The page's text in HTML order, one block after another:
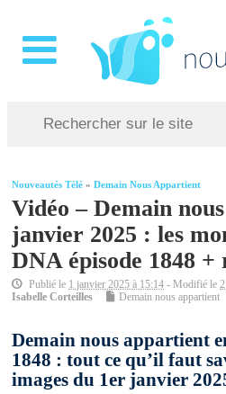
Nouveautés Télé »Demain Nous Appartient
Vidéo – Demain
janvier 2025 : les
DNA épisode 1848 +
Publié le 1 janvier 2025 à 15:14 - Modifié le
Isabelle Corteilles
Demain nous appartient
Demain nous appartient
1848 : tout ce qu’il faut
images du 1er janvier